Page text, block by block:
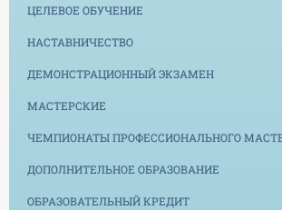
ЦЕЛЕВОЕ ОБУЧЕНИЕ
НАСТАВНИЧЕСТВО
ДЕМОНСТРАЦИОННЫЙ ЭКЗАМЕН
МАСТЕРСКИЕ
ЧЕМПИОНАТЫ ПРОФЕССИОНАЛЬНОГО
ДОПОЛНИТЕЛЬНОЕ ОБРАЗОВАНИЕ
ОБРАЗОВАТЕЛЬНЫЙ КРЕДИТ